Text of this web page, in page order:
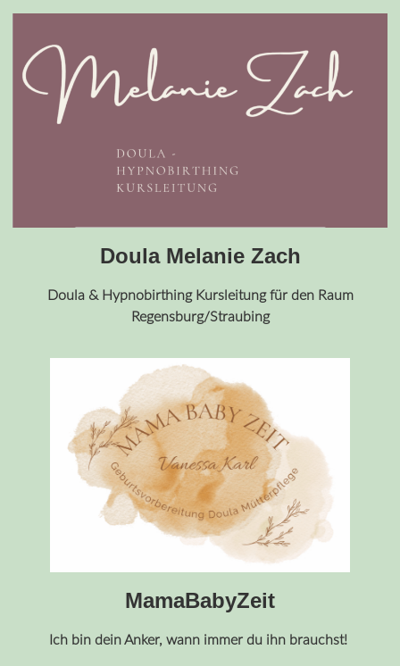
Doula Melanie Zach
Doula & Hypnobirthing Kursleitung für den Raum
Regensburg/Straubing
MamaBabyZeit
Ich bin dein Anker, wann immer du ihn brauchst!